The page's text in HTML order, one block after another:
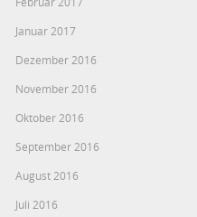
Januar 2017
Dezember 2016
November 2016
Oktober 2016
September 2016
August 2016
Juli 2016